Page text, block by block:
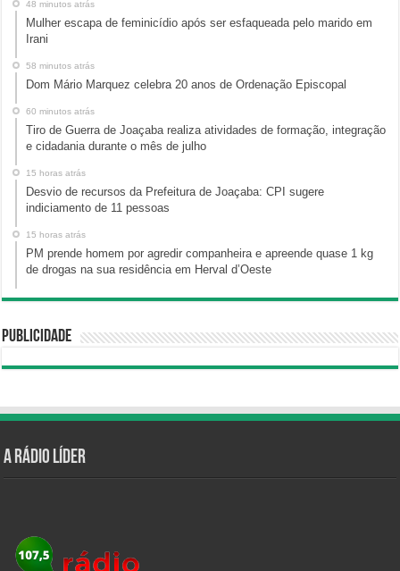
48 minutos atrás
Mulher escapa de feminicídio após ser esfaqueada pelo marido em
Irani
58 minutos atrás
Dom Mário Marquez celebra 20 anos de Ordenação Episcopal
60 minutos atrás
Tiro de Guerra de Joaçaba realiza atividades de formação, integração
e cidadania durante o mês de julho
15 horas atrás
Desvio de recursos da Prefeitura de Joaçaba: CPI sugere
indiciamento de 11 pessoas
15 horas atrás
PM prende homem por agredir companheira e apreende quase 1 kg
de drogas na sua residência em Herval d’Oeste
Publicidade
A Rádio Líder